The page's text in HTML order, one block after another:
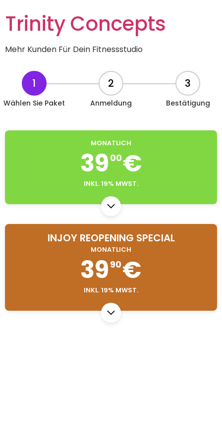
Trinity Concepts
Mehr Kunden Für Dein Fitnessstudio
1
Wählen Sie Paket
2
Anmeldung
3
Bestätigung
MONATLICH
39 00€
INKL. 19% MWST.
INJOY REOPENING SPECIAL
MONATLICH
39 90€
INKL. 19% MWST.